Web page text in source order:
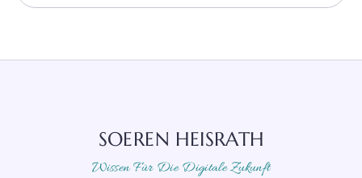
SOEREN HEISRATH
Wissen Für Die Digitale Zukunft